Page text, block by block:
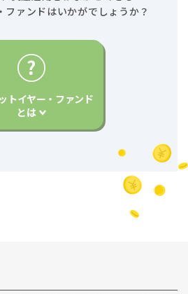
ファンドはいかがでしょうか？
トイヤー・ファンド
とは